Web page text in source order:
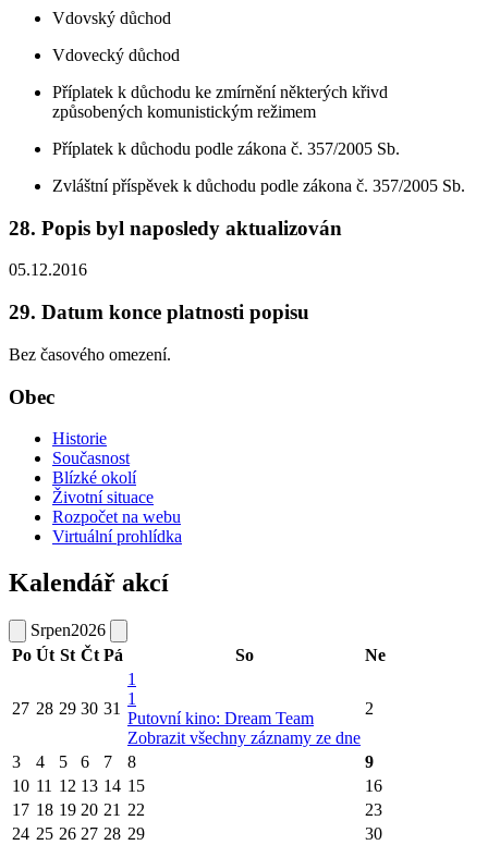
Vdovský důchod
Vdovecký důchod
Příplatek k důchodu ke zmírnění některých křivd
způsobených komunistickým režimem
Příplatek k důchodu podle zákona č. 357/2005 Sb.
Zvláštní příspěvek k důchodu podle zákona č. 357/2005 Sb.
28. Popis byl naposledy aktualizován
05.12.2016
29. Datum konce platnosti popisu
Bez časového omezení.
Obec
Historie
Současnost
Blízké okolí
Životní situace
Rozpočet na webu
Virtuální prohlídka
Kalendář akcí
Srpen2026
Po Út St Čt Pá So Ne
27 28 29 30 31
1
1
Putovní kino: Dream Team
Zobrazit všechny záznamy ze dne
2
3 4 5 6 7 8
9
10 11 12 13 14 15
16
17 18 19 20 21 22
23
24 25 26 27 28 29
30